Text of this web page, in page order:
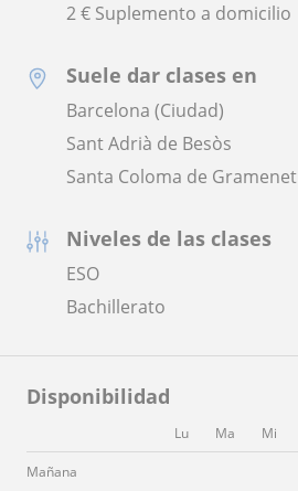
2 € Suplemento a domicilio
Suele dar clases en
Barcelona (Ciudad)
Sant Adrià de Besòs
Santa Coloma de Gramenet
Niveles de las clases
ESO
Bachillerato
Disponibilidad
Lu Ma Mi
Mañana